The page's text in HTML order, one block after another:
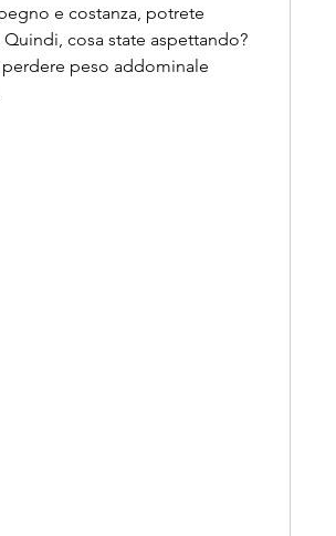
e costanza, potrete
cosa state aspettando?
peso addominale